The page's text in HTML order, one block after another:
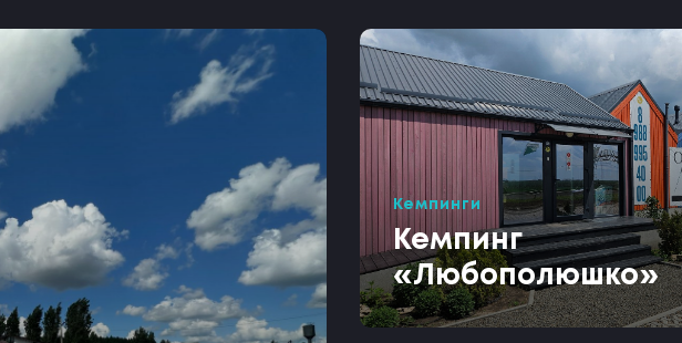
Кемпинги
Кемпинг
«Любополюшко»